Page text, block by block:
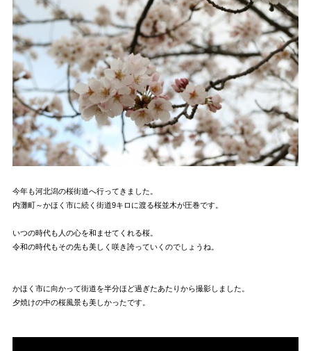
今年も河北潟の桜街道へ行ってきました。
内灘町～かほく市に続く街道9キロに渡る桜並木が圧巻です。
いつの時代も人の心を和ませてくれる桜。
令和の時代もその先も美しく咲き誇っていくのでしょうね。
かほく市に向かって街道を半分ほど過ぎたあたりから撮影しました。
夕焼けの中の桜風景も美しかったです。